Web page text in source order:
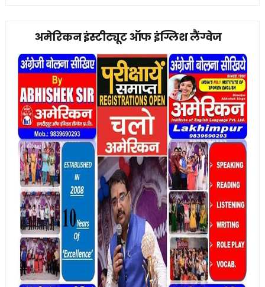
अमेरिकन इंस्टीट्यूट ऑफ इंग्लिश लैंग्वेज